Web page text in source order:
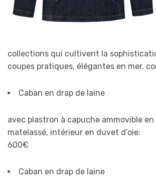
collections qui cultivent la
coupes pratiques, élégantes en mer,
Caban en drap de laine
avec plastron à capuche ammovible
matelassé, intérieur en duvet d’oie:
600€
Caban en drap de laine